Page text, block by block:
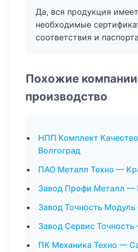
Да, вся продукция имеет
необходимые
соответствия и
Похожие
производство
НПП Комплект
Волгоград
ПАО Металл Техно —
Завод Профи Металл —
Завод Точность
Завод Сервис
ПК Механика Техно —